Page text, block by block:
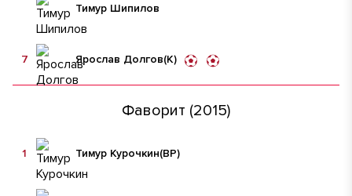
Тимур Шипилов
Ярослав Долгов(К)
7
Фаворит (2015)
Тимур Курочкин(ВР)
1